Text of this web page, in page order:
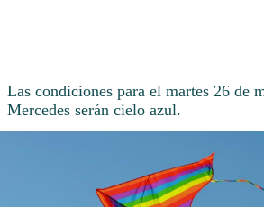
Las condiciones para el martes 26 de
Mercedes serán cielo azul.